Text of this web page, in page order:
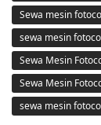
Sewa mesin
sewa mesin
Sewa Mesin
Sewa Mesin
sewa mesin